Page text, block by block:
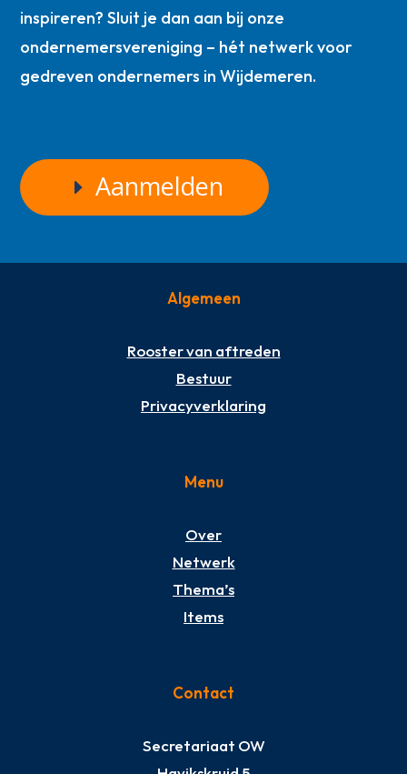
inspireren? Sluit je dan aan bij onze
ondernemersvereniging – hét netwerk voor
gedreven ondernemers in Wijdemeren.
Aanmelden
Algemeen
Rooster van aftreden
Bestuur
Privacyverklaring
Menu
Over
Netwerk
Thema’s
Items
Contact
Secretariaat OW